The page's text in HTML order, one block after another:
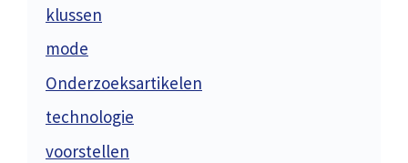
klussen
mode
Onderzoeksartikelen
technologie
voorstellen